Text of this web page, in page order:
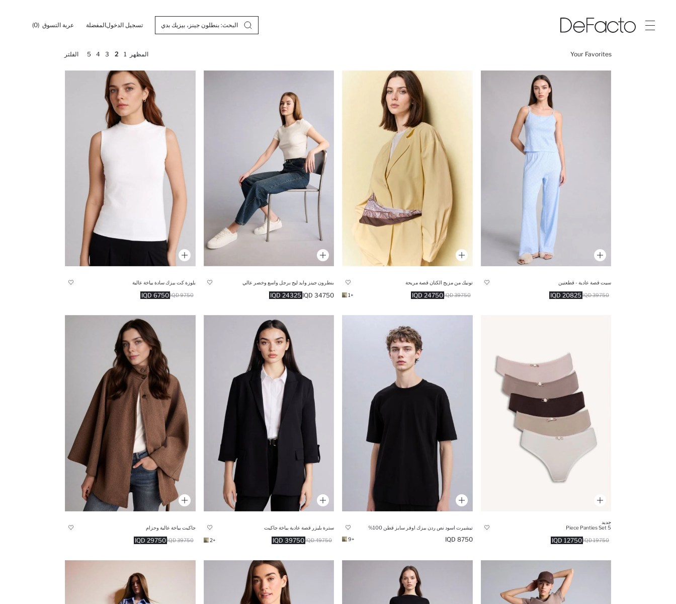
تسجيل الدخولالمفضلة عربة التسوق (0)
Your Favorites المظهر 1
2
3
4
5 الفلتر
سيت قصة عادية - قطعتين
20825 IQD 39750 IQD
تونيك من مزيج الكتان قصة مريحة
24750 IQD 39750 IQD
+1
بنطرون جينز وايد ليج برجل واسع وخصر عالي
24325 IQD 34750 IQD
بلوزة كت بيزك سادة بياخة عالية
6750 IQD 9750 IQD
جديد
5 Piece Panties Set
12750 IQD 19750 IQD
تيشيرت اسود نص ردن بيزك اوفر سايز قطن 100%
8750 IQD
+9
سترة بليزر قصة عادية بياخة جاكيت
39750 IQD 49750 IQD
+2
جاكيت بياخة عالية وحزام
29750 IQD 39750 IQD